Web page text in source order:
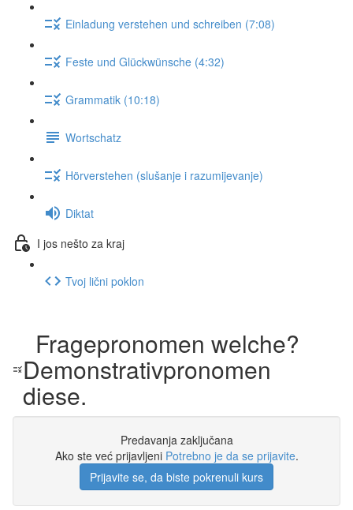
Einladung verstehen und schreiben (7:08)
Feste und Glückwünsche (4:32)
Grammatik (10:18)
Wortschatz
Hörverstehen (slušanje i razumijevanje)
Diktat
I jos nešto za kraj
Tvoj lični poklon
Fragepronomen welche?
Demonstrativpronomen
diese.
Predavanja zaključana
Ako ste već prijavljeni Potrebno je da se prijavite.
Prijavite se, da biste pokrenuli kurs